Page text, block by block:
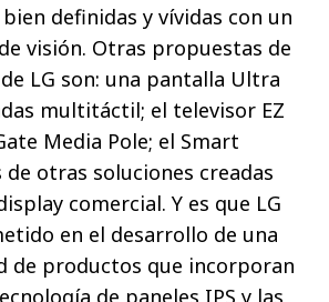
definidas y vívidas con un
visión. Otras propuestas de
LG son: una pantalla Ultra
multitáctil; el televisor EZ
Media Pole; el Smart
otras soluciones creadas
comercial. Y es que LG
en el desarrollo de una
de productos que incorporan
de paneles IPS y las